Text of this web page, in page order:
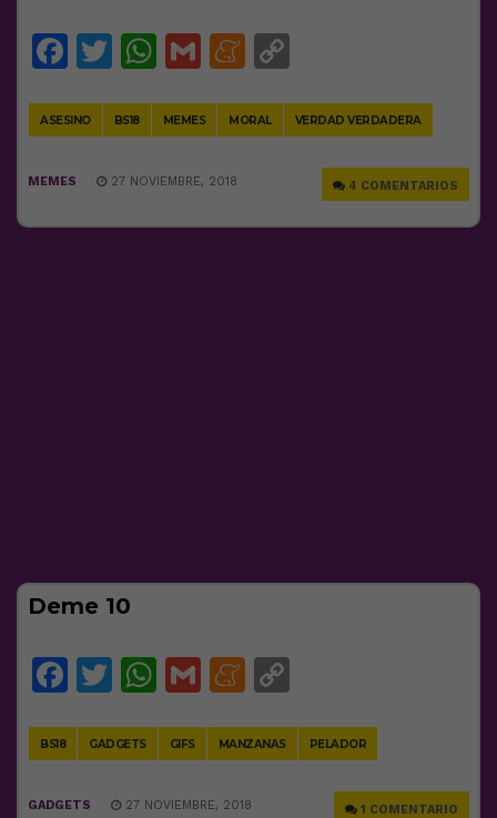
Facebook
Twitter
WhatsApp
GmailMeneame
ASESINO BS18 MEMES MORAL VERDAD VERDADERA
4 COMENTARIOS
MEMES 27 NOVIEMBRE, 2018
Deme 10
Facebook
Twitter
WhatsApp
GmailMeneame
BS18 GADGETS GIFS MANZANAS PELADOR
1 COMENTARIO
GADGETS 27 NOVIEMBRE, 2018